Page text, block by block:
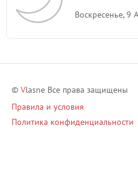
Воскресенье, 9
© Vlasne Все права защищены
Правила и условия
Политика конфиденциальности